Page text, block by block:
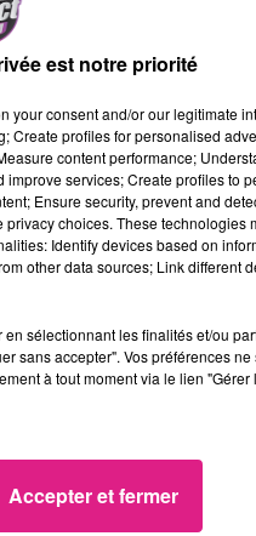
Le premier
Marseillepromet
dans l'obligation
d’un dispositif de
accessible deux
fréquence de
des Mettis
est accessible avec
est notre priorité
your consent and/or our legitimate
Create profiles for personalised
content performance;
services; Create profiles to
Ensure security, prevent and
choices. These technologies
Identify devices based on
other data sources; Link different
sélectionnant les finalités et/ou
sans accepter". Vos préférences
à tout moment via le lien
Accepter et fermer